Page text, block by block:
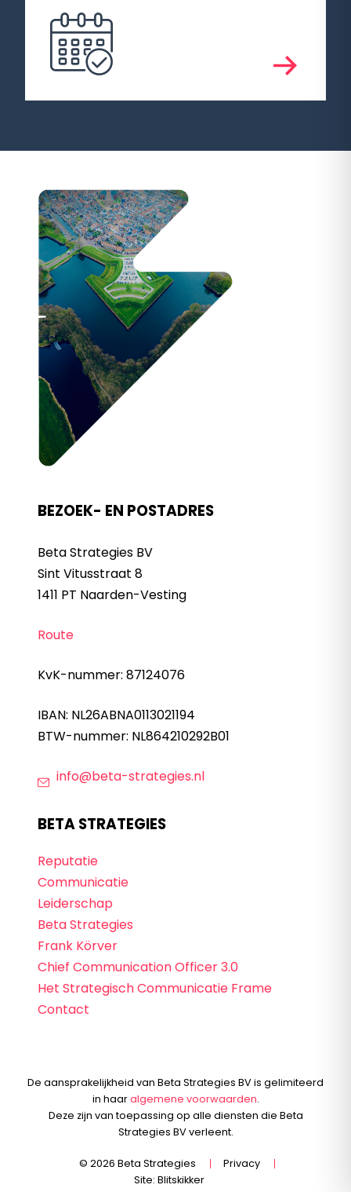
BEZOEK- EN POSTADRES
Beta Strategies BV
Sint Vitusstraat 8
1411 PT Naarden-Vesting
Route
KvK-nummer: 87124076
IBAN: NL26ABNA0113021194
BTW-nummer: NL864210292B01
info@beta-strategies.nl
BETA STRATEGIES
Reputatie
Communicatie
Leiderschap
Beta Strategies
Frank Körver
Chief Communication Officer 3.0
Het Strategisch Communicatie Frame
Contact
De aansprakelijkheid van Beta Strategies BV is gelimiteerd
in haaralgemene voorwaarden.
Deze zijn van toepassing op alle diensten die Beta
Strategies BV verleent.
© 2026 Beta Strategies
Privacy
Site: Blitskikker